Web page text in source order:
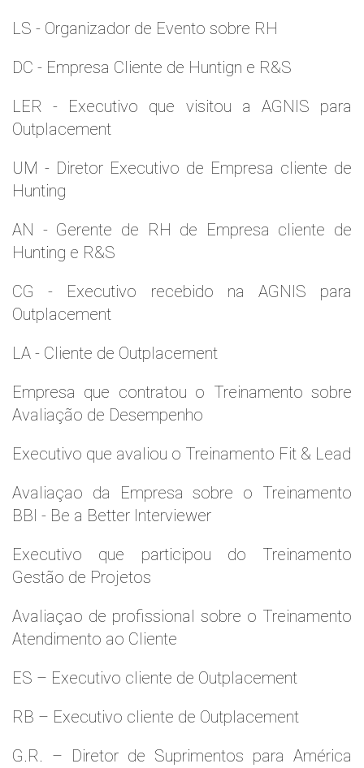
LS - Organizador de Evento sobre RH
DC - Empresa Cliente de Huntign e R&S
LER - Executivo que visitou a AGNIS para
Outplacement
UM - Diretor Executivo de Empresa cliente de
Hunting
AN - Gerente de RH de Empresa cliente de
Hunting e R&S
CG - Executivo recebido na AGNIS para
Outplacement
LA - Cliente de Outplacement
Empresa que contratou o Treinamento sobre
Avaliação de Desempenho
Executivo que avaliou o Treinamento Fit & Lead
Avaliaçao da Empresa sobre o Treinamento
BBI - Be a Better Interviewer
Executivo que participou do Treinamento
Gestão de Projetos
Avaliaçao de profissional sobre o Treinamento
Atendimento ao Cliente
ES – Executivo cliente de Outplacement
RB – Executivo cliente de Outplacement
G.R. – Diretor de Suprimentos para América